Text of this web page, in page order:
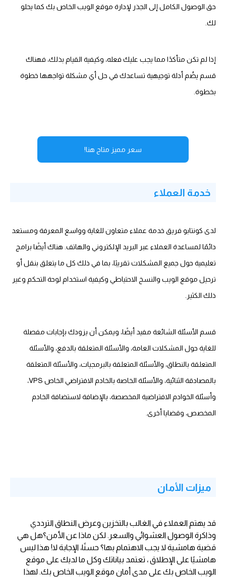
حق الوصول الكامل إلى الجذر لإدارة موقع الويب الخاص بك كما يحلو
لك.
إذا لم تكن متأكدًا مما يجب عليك فعله، وكيفية القيام بذلك، فهناك
قسم يضُم أدلة توجيهية تساعدك في حل أي مشكلة تواجهها خطوة
بخطوة.
سعر مميز متاح هنا!
خدمة العملاء
لدى كونتابو فريق خدمة عملاء متعاون للغاية وواسع المعرفة ومستعد
دائمًا لمساعدة العملاء عبر البريد الإلكتروني والهاتف. هناك أيضًا برامج
تعليمية حول جميع المشكلات تقريبًا، بما في ذلك كل ما يتعلق بنقل أو
ترحيل موقع الويب والنسخ الاحتياطي وكيفية استخدام لوحة التحكم وغير
ذلك الكثير.
قسم الأسئلة الشائعة مفيد أيضًا، ويمكن أن يزودك بإجابات مفصلة
للغاية حول المشكلات العامة، والأسئلة المتعلقة بالدفع، والأسئلة
المتعلقة بالنطاق، والأسئلة المتعلقة بالبرمجيات، والأسئلة المتعلقة
بالمصادقة الثنائية، والأسئلة الخاصة بالخادم الافتراضي الخاص VPS،
وأسئلة الخوادم الافتراضية المخصصة، بالإضافة لاستضافة الخادم
المخصص، وقضايا أخرى.
ميزات الأمان
قد يهتم العملاء في الغالب بالتخزين وعرض النطاق الترددي
وذاكرة الوصول العشوائي والسعر. لكن ماذا عن الأمن؟هل هي
قضية هامشية لا يجب الاهتمام بها؟ حسنًا، الإجابة لا! هذا ليس
هامشيًا على الإطلاق ، تعتمد بياناتك وكل ما لديك على موقع
الويب الخاص بك على مدى أمان موقع الويب الخاص بك. لهذا